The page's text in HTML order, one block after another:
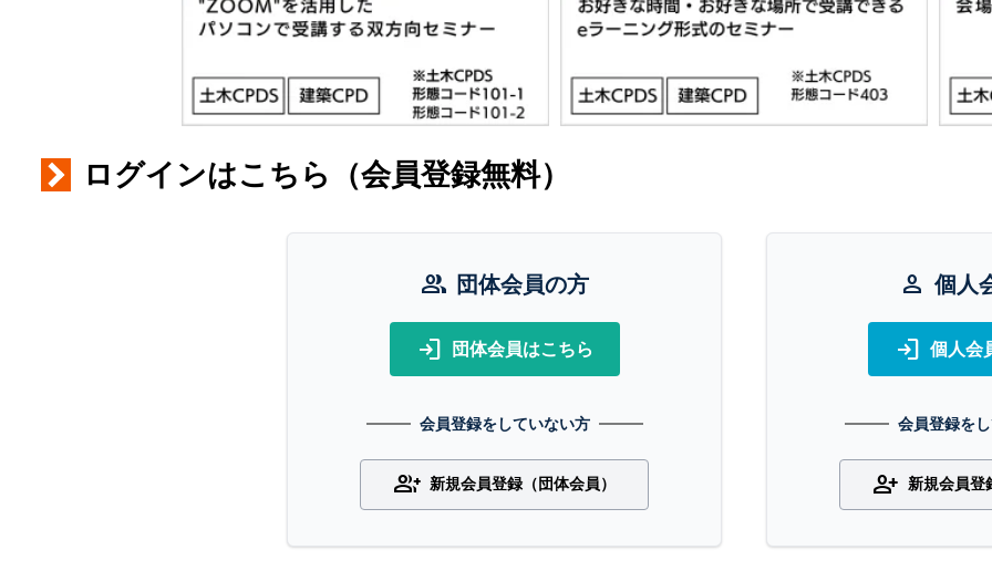
ログインはこちら（会員登録無料）
group 団体会員の方
login 団体会員はこちら
会員登録をしていない方
group_add 新規会員登録（団体会員）
person 個人
login 個人会
会員登録を
person_add 新規会員登